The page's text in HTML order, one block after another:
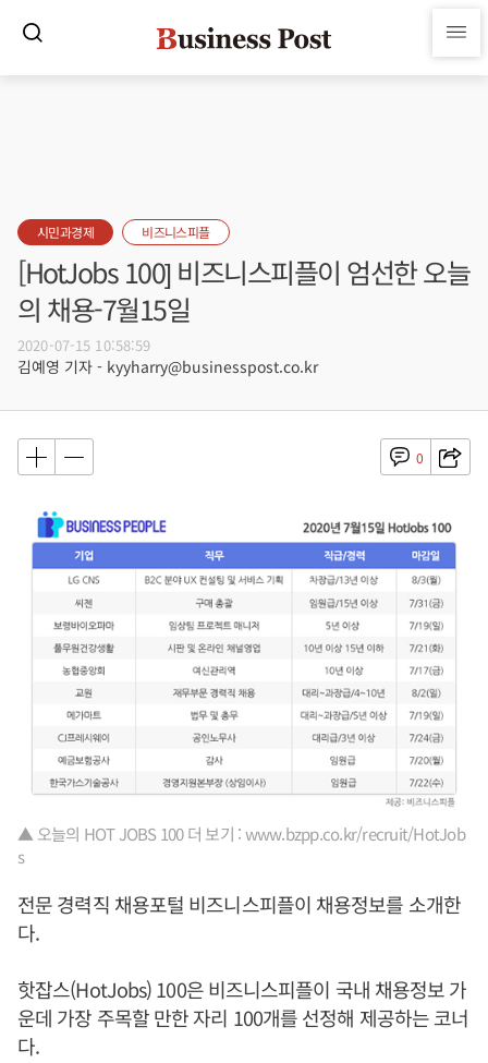
시민과경제 비즈니스피플
[HotJobs 100] 비즈니스피플이 엄선한 오늘
의 채용-7월15일
2020-07-15 10:58:59
김예영 기자 - kyyharry@businesspost.co.kr
0
▲ 오늘의 HOT JOBS 100 더 보기 : www.bzpp.co.kr/recruit/HotJob
s
전문 경력직 채용포털 비즈니스피플이 채용정보를 소개한
다.
핫잡스(HotJobs) 100은 비즈니스피플이 국내 채용정보 가
운데 가장 주목할 만한 자리 100개를 선정해 제공하는 코너
다.